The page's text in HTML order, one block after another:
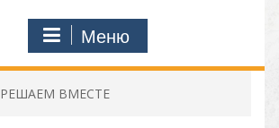
Меню
РЕШАЕМ ВМЕСТЕ